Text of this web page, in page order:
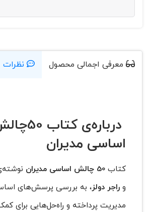
معرفی اجمالی محصول نظرات
درباره‌ی کتاب
اساسی مدیران
کتاب 50 چالش اساسی مدیران
و راجر دولز، به بررسی پرسش‌های‌
مدیریت پرداخته و راه‌حل‌هایی برای